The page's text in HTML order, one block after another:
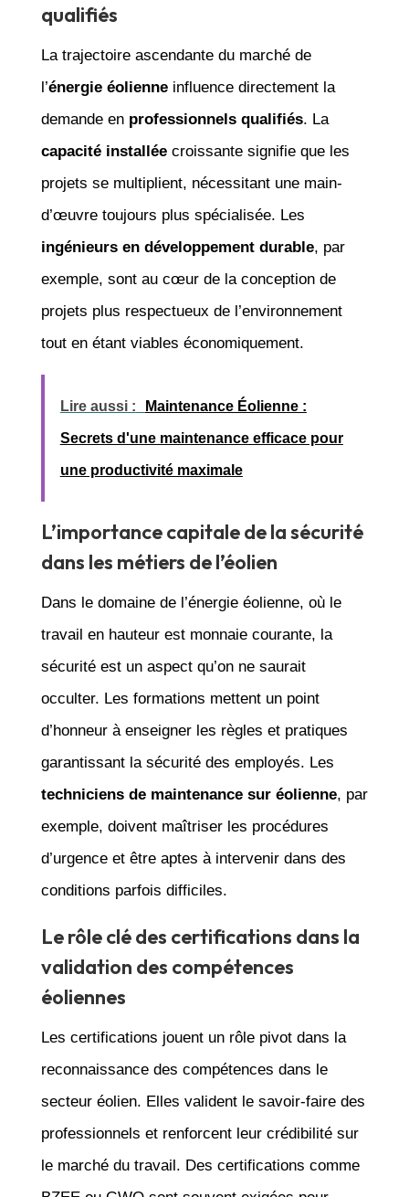
qualifiés
La trajectoire ascendante du marché de
l’énergie éolienneinfluence directement la
demande en professionnels qualifiés. La
capacité installéecroissante signifie que les
projets se multiplient, nécessitant une main-
d’œuvre toujours plus spécialisée. Les
ingénieurs en développement durable, par
exemple, sont au cœur de la conception de
projets plus respectueux de l’environnement
tout en étant viables économiquement.
Lire aussi : Maintenance Éolienne :
Secrets d'une maintenance efficace pour
une productivité maximale
L’importance capitale de la sécurité
dans les métiers de l’éolien
Dans le domaine de l’énergie éolienne, où le
travail en hauteur est monnaie courante, la
sécurité est un aspect qu’on ne saurait
occulter. Les formations mettent un point
d’honneur à enseigner les règles et pratiques
garantissant la sécurité des employés. Les
techniciens de maintenance sur éolienne, par
exemple, doivent maîtriser les procédures
d’urgence et être aptes à intervenir dans des
conditions parfois difficiles.
Le rôle clé des certifications dans la
validation des compétences
éoliennes
Les certifications jouent un rôle pivot dans la
reconnaissance des compétences dans le
secteur éolien. Elles valident le savoir-faire des
professionnels et renforcent leur crédibilité sur
le marché du travail. Des certifications comme